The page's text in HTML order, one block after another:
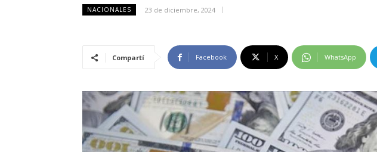
NACIONALES 23 de diciembre, 2024
Compartí Facebook X WhatsApp